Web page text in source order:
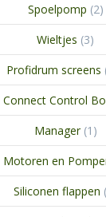
Spoelpomp 22
Wieltjes 33
Profidrum screens
Connect Control
Manager 1 1
Motoren en
Siliconen flappen